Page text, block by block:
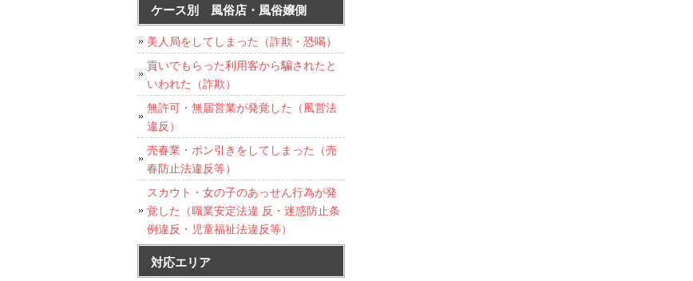
ケース別 風俗店・風俗嬢側
美人局をしてしまった（詐欺・恐喝）
貢いでもらった利用客から騙されたと
いわれた（詐欺）
無許可・無届営業が発覚した（風営法
違反）
売春業・ポン引きをしてしまった（売
春防止法違反等）
スカウト・女の子のあっせん行為が発
覚した（職業安定法違 反・迷惑防止条
例違反・児童福祉法違反等）
対応エリア